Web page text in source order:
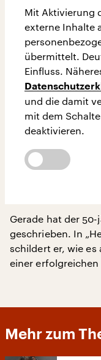
Mit Aktivierung
externe Inhalte
übermittelt.
Einfluss.
und die damit
mit dem
deaktivieren.
Gerade hat der
geschrieben. In
schildert er, wie es
einer erfolgreichen
Mehr zum